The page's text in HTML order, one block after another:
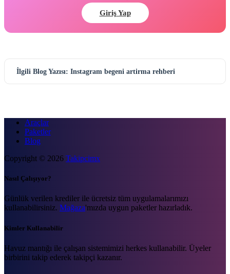
Giriş Yap
İlgili Blog Yazısı: Instagram begeni artirma rehberi
Araçlar
Paketler
Blog
Copyright © 2026 Takipcimx
Nasıl Çalışıyor?
Günlük verilen krediler ile ücretsiz tüm uygulamalarımızı
kullanabilirsiniz. Mağaza'mızda uygun paketler hazırladık.
Kimler Kullanabilir
Havuz mantığı ile çalışan sistemimizi herkes kullanabilir. Üyeler
birbirini takip ederek takipçi kazanır.